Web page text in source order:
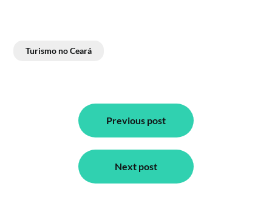
Turismo no Ceará
Navegação
Previous post
Next post